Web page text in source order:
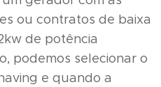
ou contratos de baixa
de potência
podemos selecionar o
e quando a